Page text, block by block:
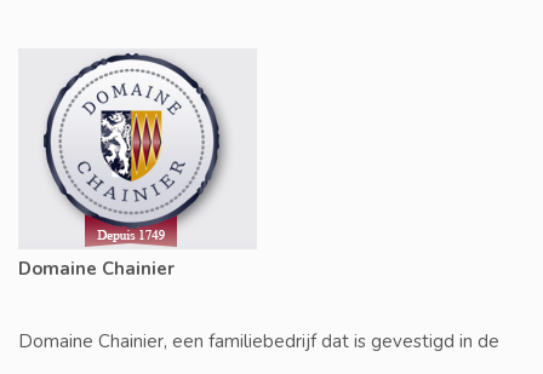
Domaine Chainier
Domaine Chainier, een familiebedrijf dat is gevestigd in de